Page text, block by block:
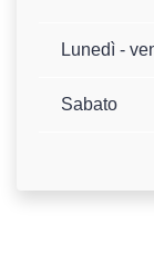
Lunedì -
Sabato